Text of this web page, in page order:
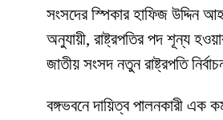
সংসদের স্পিকার হাফিজ উদ্দিন
অনুযায়ী, রাষ্ট্রপতির পদ শূন্য
জাতীয় সংসদ নতুন রাষ্ট্রপতি
বঙ্গভবনে দায়িত্ব পালনকারী এক